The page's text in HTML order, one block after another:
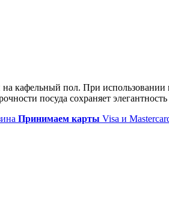
кафельный пол. При
посуда сохраняет элегантность
Принимаем карты Visa и